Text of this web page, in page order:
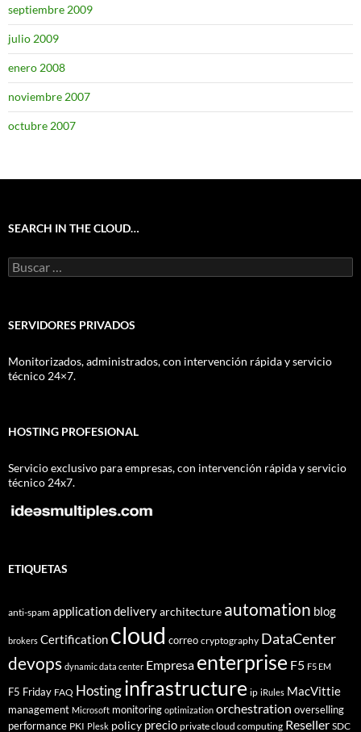
septiembre 2009
julio 2009
enero 2008
noviembre 2007
octubre 2007
SEARCH IN THE CLOUD…
Buscar:
SERVIDORES PRIVADOS
Monitorizados, administrados, con intervención rápida y servicio
técnico 24×7.
HOSTING PROFESIONAL
Servicio exclusivo para empresas, con intervención rápida y servicio
técnico 24x7.
ETIQUETAS
anti-spam application deliveryarchitecture automation blog
brokers Certification cloud correo cryptography DataCenter
devops dynamic data center Empresa enterprise F5 F5 EM
F5 Friday FAQ Hostinginfrastructure ip iRules MacVittie
management Microsoft monitoring optimization orchestration overselling
performance PKI Plesk policy precio private cloud computing Reseller SDC